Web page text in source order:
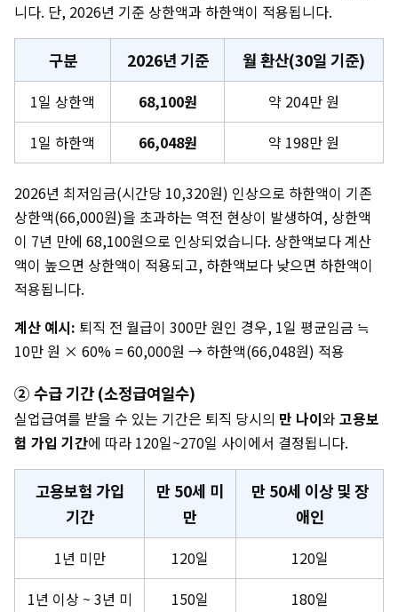
니다. 단, 2026년 기준 상한액과 하한액이 적용됩니다.
구분 2026년 기준 월 환산(30일 기준)
1일 상한액 68,100원
약 204만 원
1일 하한액
66,048원 약 198만 원
2026년 최저임금(시간당 10,320원) 인상으로 하한액이 기존
상한액(66,000원)을 초과하는 역전 현상이 발생하여, 상한액
이 7년 만에 68,100원으로 인상되었습니다. 상한액보다 계산
액이 높으면 상한액이 적용되고, 하한액보다 낮으면 하한액이
적용됩니다.
계산 예시: 퇴직 전 월급이 300만 원인 경우, 1일 평균임금 ≒
10만 원 × 60% = 60,000원 → 하한액(66,048원) 적용
② 수급 기간 (소정급여일수)
실업급여를 받을 수 있는 기간은 퇴직 당시의 만 나이와 고용보
험 가입 기간에 따라 120일~270일 사이에서 결정됩니다.
고용보험 가입
기간
만 50세 미
만
만 50세 이상 및 장
애인
1년 미만 120일
120일
1년 이상 ~ 3년 미
150일 180일